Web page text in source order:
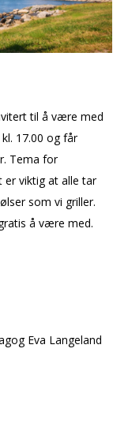
til å være med
17.00 og får
Tema for
er viktig at alle tar
som vi griller.
å være med.
Eva Langeland